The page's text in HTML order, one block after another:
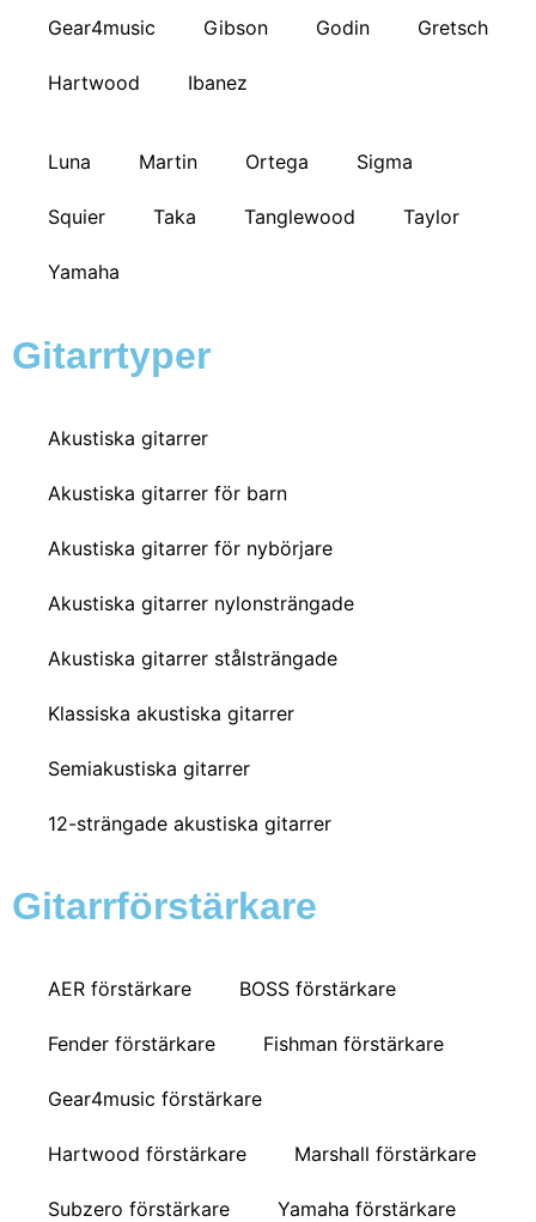
Gear4music Gibson Godin Gretsch
Hartwood Ibanez
Luna Martin Ortega Sigma
Squier Taka Tanglewood Taylor
Yamaha
Gitarrtyper
Akustiska gitarrer
Akustiska gitarrer för barn
Akustiska gitarrer för nybörjare
Akustiska gitarrer nylonsträngade
Akustiska gitarrer stålsträngade
Klassiska akustiska gitarrer
Semiakustiska gitarrer
12-strängade akustiska gitarrer
Gitarrförstärkare
AER förstärkare BOSS förstärkare
Fender förstärkare Fishman förstärkare
Gear4music förstärkare
Hartwood förstärkare Marshall förstärkare
Subzero förstärkare Yamaha förstärkare